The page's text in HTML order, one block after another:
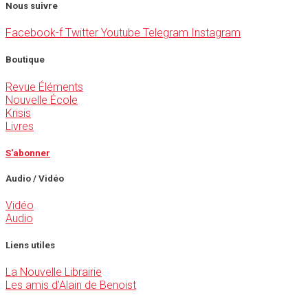
Nous suivre
Facebook-f Twitter Youtube Telegram Instagram
Boutique
Revue Éléments
Nouvelle École
Krisis
Livres
S'abonner
Audio / Vidéo
Vidéo
Audio
Liens utiles
La Nouvelle Librairie
Les amis d'Alain de Benoist